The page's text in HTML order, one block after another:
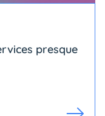
presque